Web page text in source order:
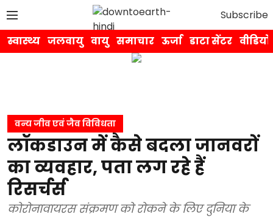
Subscribe
स्वास्थ्य जलवायु वायु समाचार ऊर्जा डाटा सेंटर वीडियो
वन्य जीव एवं जैव विविधता
लॉकडाउन में कैसे बदला जानवरों
का व्यवहार, पता लग रहे हैं
रिसर्चर्स
कोरोनावायरस संक्रमण को रोकने के लिए दुनिया के